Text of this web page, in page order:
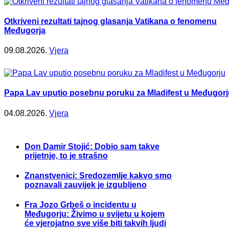
Otkriveni rezultati tajnog glasanja Vatikana o fenomenu
Međugorja
09.08.2026. Vjera
Papa Lav uputio posebnu poruku za Mladifest u
04.08.2026. Vjera
Don Damir Stojić: Dobio sam takve
prijetnje, to je strašno
Znanstvenici: Sredozemlje kakvo smo
poznavali zauvijek je izgubljeno
Fra Jozo Grbeš o incidentu u
Međugorju: Živimo u svijetu u kojem
će vjerojatno sve više biti takvih ljudi